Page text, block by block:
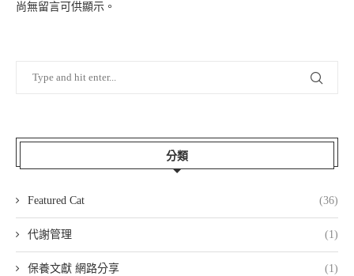
尚無留言可供顯示。
分類
Featured Cat (36)
代謝管理 (1)
保養文獻 網路分享 (1)